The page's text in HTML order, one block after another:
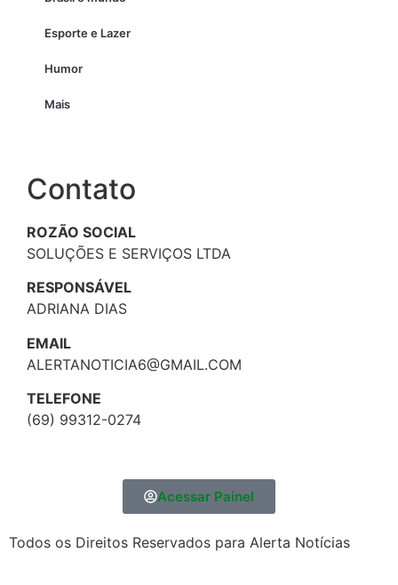
Esporte e Lazer
Humor
Mais
Contato
ROZÃO SOCIAL
SOLUÇÕES E SERVIÇOS LTDA
RESPONSÁVEL
ADRIANA DIAS
EMAIL
ALERTANOTICIA6@GMAIL.COM
TELEFONE
(69) 99312-0274
Acessar Painel
Todos os Direitos Reservados para Alerta Notícias